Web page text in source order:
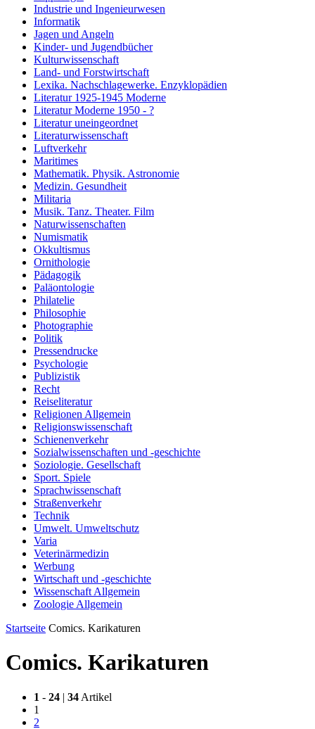
Industrie und Ingenieurwesen
Informatik
Jagen und Angeln
Kinder- und Jugendbücher
Kulturwissenschaft
Land- und Forstwirtschaft
Lexika. Nachschlagewerke. Enzyklopädien
Literatur 1925-1945 Moderne
Literatur Moderne 1950 - ?
Literatur uneingeordnet
Literaturwissenschaft
Luftverkehr
Maritimes
Mathematik. Physik. Astronomie
Medizin. Gesundheit
Militaria
Musik. Tanz. Theater. Film
Naturwissenschaften
Numismatik
Okkultismus
Ornithologie
Pädagogik
Paläontologie
Philatelie
Philosophie
Photographie
Politik
Pressendrucke
Psychologie
Publizistik
Recht
Reiseliteratur
Religionen Allgemein
Religionswissenschaft
Schienenverkehr
Sozialwissenschaften und -geschichte
Soziologie. Gesellschaft
Sport. Spiele
Sprachwissenschaft
Straßenverkehr
Technik
Umwelt. Umweltschutz
Varia
Veterinärmedizin
Werbung
Wirtschaft und -geschichte
Wissenschaft Allgemein
Zoologie Allgemein
Startseite Comics. Karikaturen
Comics. Karikaturen
1 - 24 | 34 Artikel
1
2